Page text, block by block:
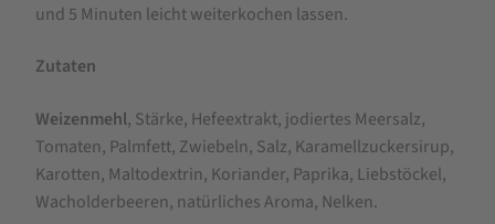
und 5 Minuten leicht weiterkochen lassen.
Zutaten
Weizenmehl, Stärke, Hefeextrakt, jodiertes Meersalz,
Tomaten, Palmfett, Zwiebeln, Salz, Karamellzuckersirup,
Karotten, Maltodextrin, Koriander, Paprika, Liebstöckel,
Wacholderbeeren, natürliches Aroma, Nelken.